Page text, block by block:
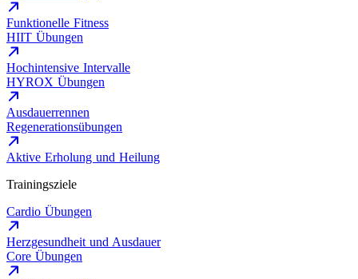
Funktionelle Fitness
HIIT Übungen
Hochintensive Intervalle
HYROX Übungen
Ausdauerrennen
Regenerationsübungen
Aktive Erholung und Heilung
Trainingsziele
Cardio Übungen
Herzgesundheit und Ausdauer
Core Übungen